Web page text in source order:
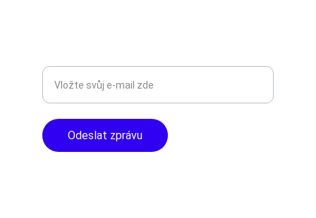
Odeslat zprávu